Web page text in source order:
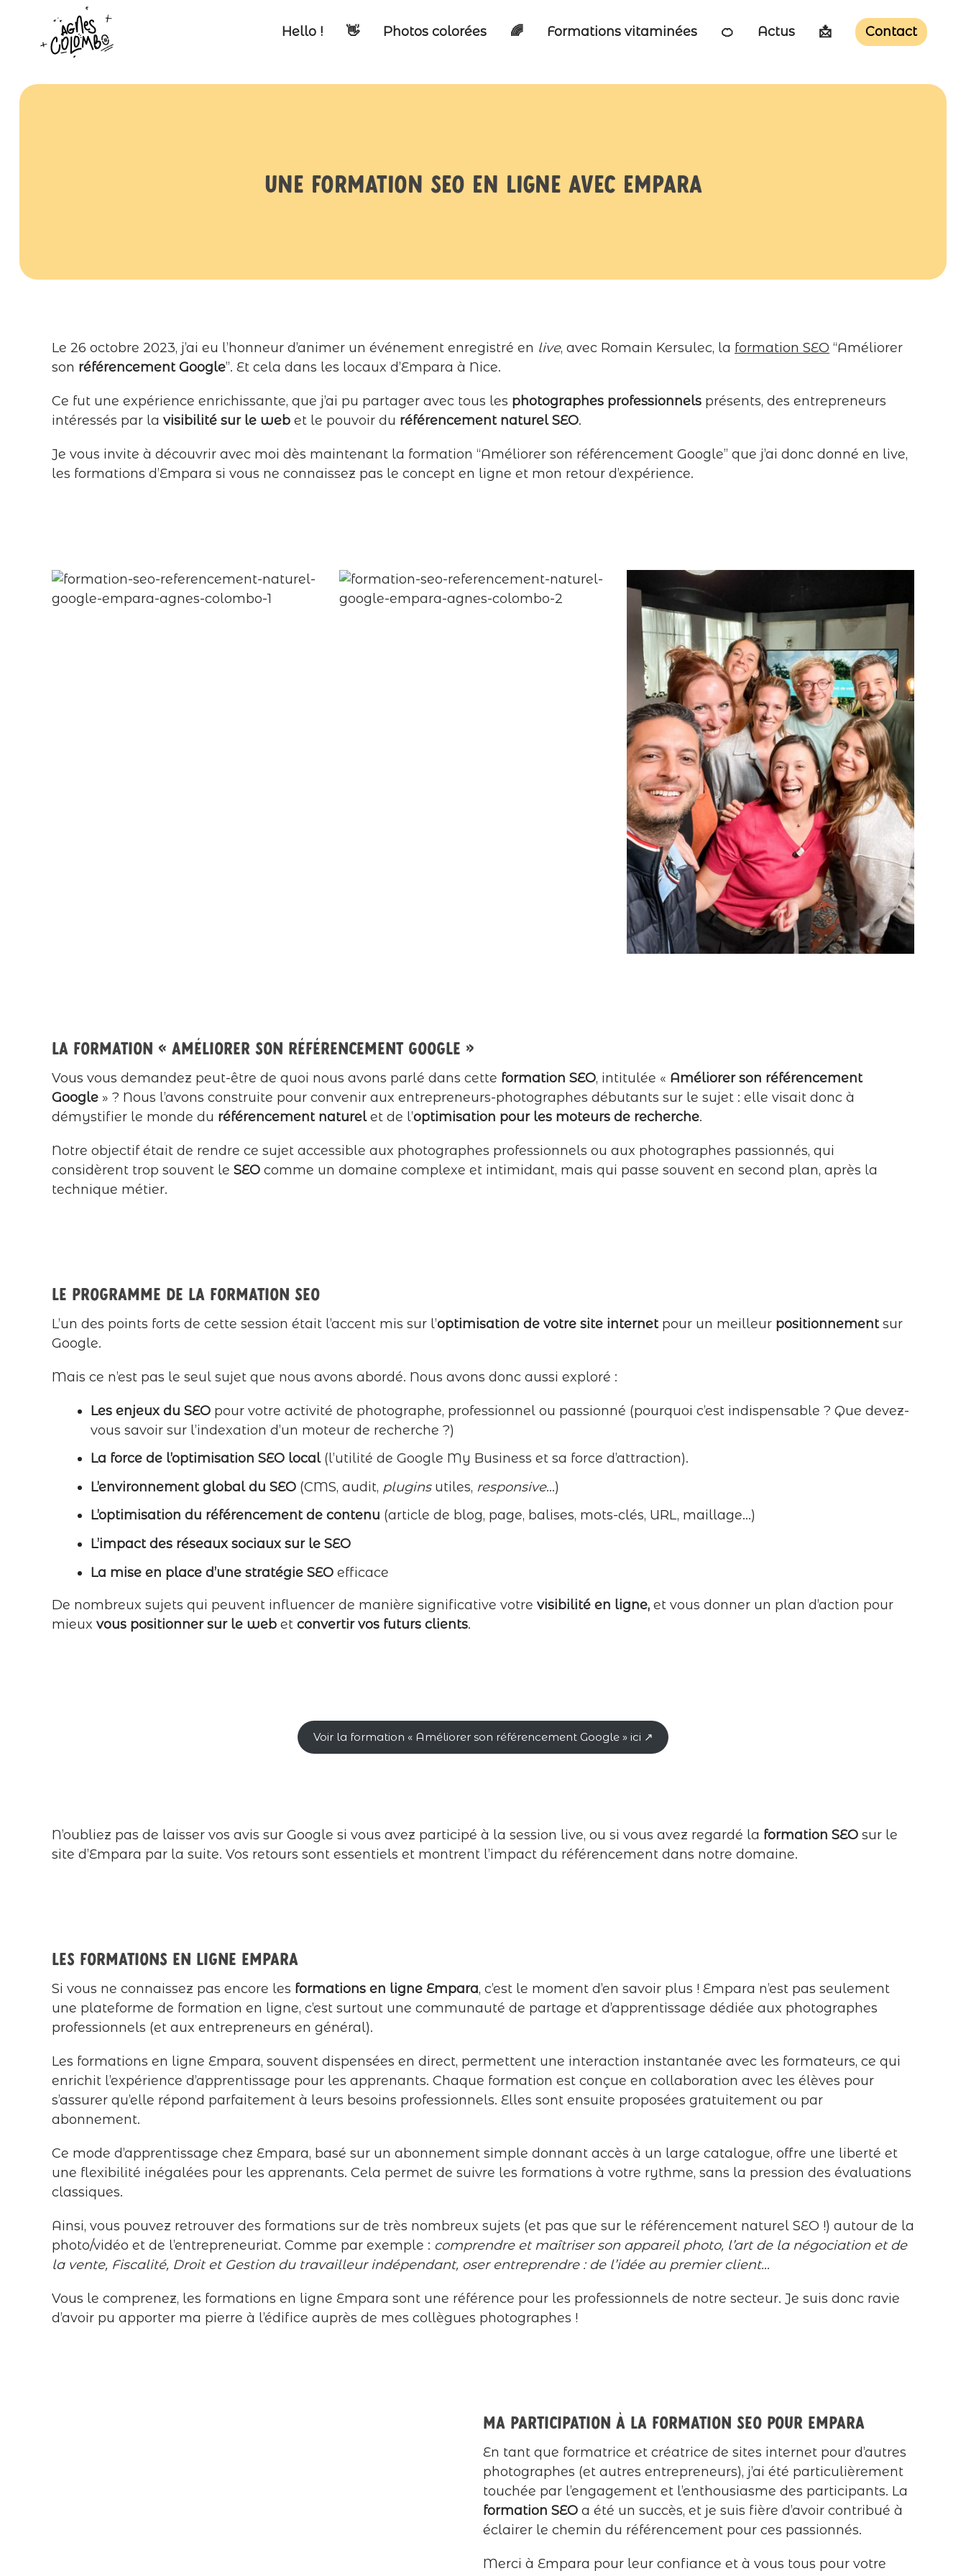
Hello ! 👋 Photos colorées 🌈 Formations vitaminées 🍊 Actus 📩 Contact
Une formation SEO en ligne avec Empara
Le 26 octobre 2023, j’ai eu l’honneur d’animer un événement enregistré en live, avec Romain Kersulec, la formation SEO “Améliorer
son référencement Google”. Et cela dans les locaux d’Empara à Nice.
Ce fut une expérience enrichissante, que j’ai pu partager avec tous les photographes professionnels présents, des entrepreneurs
intéressés par la visibilité sur le web et le pouvoir du référencement naturel SEO.
Je vous invite à découvrir avec moi dès maintenant la formation “Améliorer son référencement Google” que j’ai donc donné en live,
les formations d’Empara si vous ne connaissez pas le concept en ligne et mon retour d’expérience.
La formation « Améliorer son référencement Google »
Vous vous demandez peut-être de quoi nous avons parlé dans cette formation SEO, intitulée « Améliorer son référencement
Google » ? Nous l’avons construite pour convenir aux entrepreneurs-photographes débutants sur le sujet : elle visait donc à
démystifier le monde du référencement naturelet de l’optimisation pour les moteurs de recherche.
Notre objectif était de rendre ce sujet accessible aux photographes professionnels ou aux photographes passionnés, qui
considèrent trop souvent le SEO comme un domaine complexe et intimidant, mais qui passe souvent en second plan, après la
technique métier.
Le programme de la formation SEO
L’un des points forts de cette session était l’accent mis sur l’optimisation de votre site internetpour un meilleur positionnementsur
Google.
Mais ce n’est pas le seul sujet que nous avons abordé. Nous avons donc aussi exploré :
Les enjeux du SEO pour votre activité de photographe, professionnel ou passionné (pourquoi c’est indispensable ? Que devez-
vous savoir sur l’indexation d’un moteur de recherche ?)
La force de l’optimisation SEO local(l’utilité de Google My Business et sa force d’attraction).
L’environnement global du SEO (CMS, audit, pluginsutiles, responsive…)
L’optimisation du référencement de contenu (article de blog, page, balises, mots-clés, URL, maillage…)
L’impact des réseaux sociaux sur le SEO
La mise en place d’une stratégie SEO efficace
De nombreux sujets qui peuvent influencer de manière significative votre visibilité en ligne, et vous donner un plan d’action pour
mieux vous positionner sur le web et convertir vos futurs clients.
Voir la formation « Améliorer son référencement Google » ici ↗
N’oubliez pas de laisser vos avis sur Google si vous avez participé à la session live, ou si vous avez regardé la formation SEO sur le
site d’Empara par la suite. Vos retours sont essentiels et montrent l’impact du référencement dans notre domaine.
Les formations en ligne Empara
Si vous ne connaissez pas encore les formations en ligne Empara, c’est le moment d’en savoir plus ! Empara n’est pas seulement
une plateforme de formation en ligne, c’est surtout une communauté de partage et d’apprentissage dédiée aux photographes
professionnels (et aux entrepreneurs en général).
Les formations en ligne Empara, souvent dispensées en direct, permettent une interaction instantanée avec les formateurs, ce qui
enrichit l’expérience d’apprentissage pour les apprenants. Chaque formation est conçue en collaboration avec les élèves pour
s’assurer qu’elle répond parfaitement à leurs besoins professionnels. Elles sont ensuite proposées gratuitement ou par
abonnement.
Ce mode d’apprentissage chez Empara, basé sur un abonnement simple donnant accès à un large catalogue, offre une liberté et
une flexibilité inégalées pour les apprenants. Cela permet de suivre les formations à votre rythme, sans la pression des évaluations
classiques.
Ainsi, vous pouvez retrouver des formations sur de très nombreux sujets (et pas que sur le référencement naturel SEO !) autour de la
photo/vidéo et de l’entrepreneuriat. Comme par exemple : comprendre et maîtriser son appareil photo, l’art de la négociation et de
la vente, Fiscalité, Droit et Gestion du travailleur indépendant, oser entreprendre : de l’idée au premier client…
Vous le comprenez, les formations en ligne Empara sont une référence pour les professionnels de notre secteur. Je suis donc ravie
d’avoir pu apporter ma pierre à l’édifice auprès de mes collègues photographes !
Ma participation à la formation SEO pour Empara
En tant que formatrice et créatrice de sites internet pour d’autres
photographes (et autres entrepreneurs), j’ai été particulièrement
touchée par l’engagement et l’enthousiasme des participants. La
formation SEO a été un succès, et je suis fière d’avoir contribué à
éclairer le chemin du référencement pour ces passionnés.
Merci à Empara pour leur confiance et à vous tous pour votre